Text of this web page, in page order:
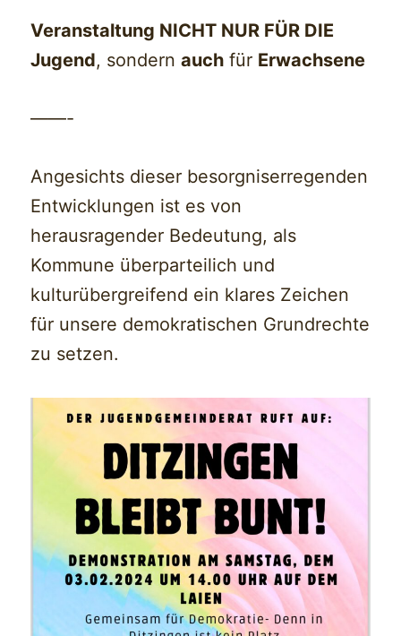
Veranstaltung NICHT NUR FÜR DIE
Jugend, sondernauch für Erwachsene
——-
Angesichts dieser besorgniserregenden
Entwicklungen ist es von
herausragender Bedeutung, als
Kommune überparteilich und
kulturübergreifend ein klares Zeichen
für unsere demokratischen Grundrechte
zu setzen.